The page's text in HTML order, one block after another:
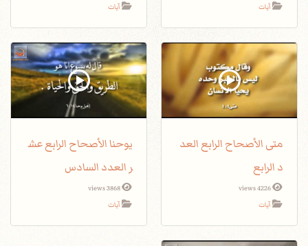
آيات
آيات
متى الأصحاح الرابع العد
د الرابع
4226 views
آيات
يوحنا الأصحاح الرابع عش
ر العدد السادس
3868 views
آيات